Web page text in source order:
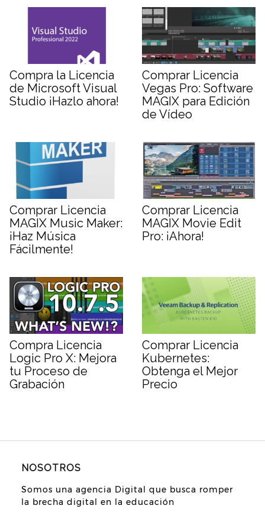
Compra la Licencia
de Microsoft Visual
Studio ¡Hazlo ahora!
Comprar Licencia
Vegas Pro: Software
MAGIX para Edición
de Vídeo
Comprar Licencia
MAGIX Music Maker:
¡Haz Música
Fácilmente!
Comprar Licencia
MAGIX Movie Edit
Pro: ¡Ahora!
Compra Licencia
Logic Pro X: Mejora
tu Proceso de
Grabación
Comprar Licencia
Kubernetes:
Obtenga el Mejor
Precio
NOSOTROS
Somos una agencia Digital que busca romper
la brecha digital en la educación